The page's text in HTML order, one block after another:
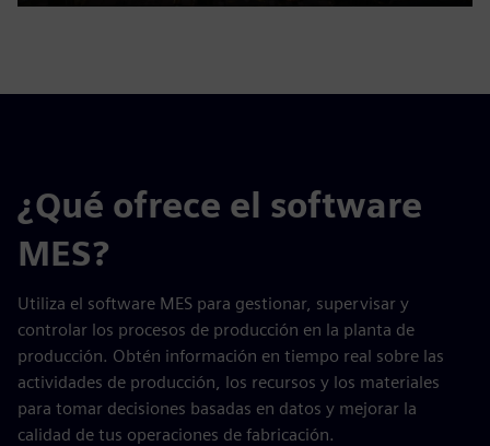
Play Mute Settings
PIP
Enter
¿Qué ofrece el software
MES?
Utiliza el software MES para gestionar, supervisar y
controlar los procesos de producción en la planta de
producción. Obtén información en tiempo real sobre las
actividades de producción, los recursos y los materiales
para tomar decisiones basadas en datos y mejorar la
calidad de tus operaciones de fabricación.